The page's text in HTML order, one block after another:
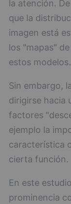
la atención.
que la
imagen está
los "mapas"
estos modelos.
Sin embargo,
dirigirse hacia
factores
ejemplo la
característica
cierta función.
En este
prominencia